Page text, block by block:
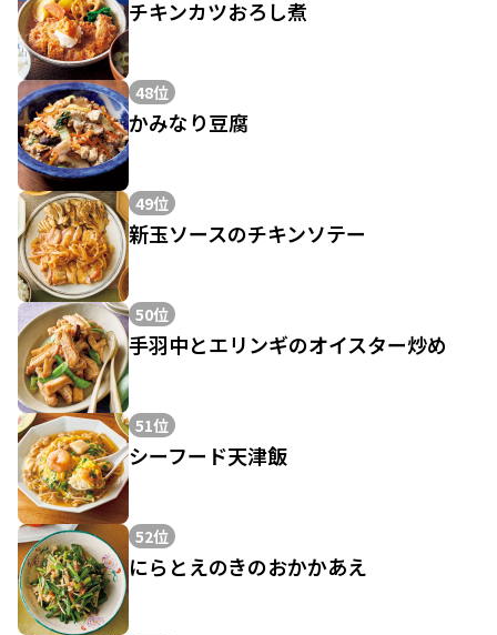
チキンカツおろし煮
48位
かみなり豆腐
49位
新玉ソースのチキンソテー
50位
手羽中とエリンギのオイスター炒め
51位
シーフード天津飯
52位
にらとえのきのおかかあえ